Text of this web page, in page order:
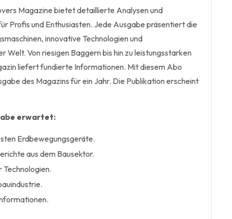
Magazine bietet detaillierte Analysen und
Profis und Enthusiasten. Jede Ausgabe präsentiert die
innovative Technologien und
Welt. Von riesigen Baggern bis hin zu leistungsstarken
liefert fundierte Informationen. Mit diesem Abo
des Magazins für ein Jahr. Die Publikation erscheint
erwartet:
Erdbewegungsgeräte.
aus dem Bausektor.
Technologien.